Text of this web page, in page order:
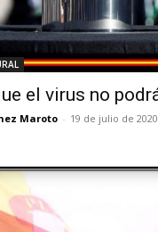
el virus no
Maroto - 19 de julio de 2020